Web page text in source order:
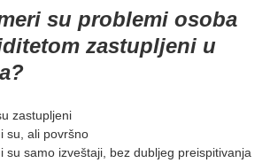
su problemi osoba
zastupljeni u
zastupljeni
su, ali površno
su samo izveštaji, bez dubljeg preispitivanja